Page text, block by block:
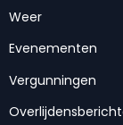
Weer
Evenementen
Vergunningen